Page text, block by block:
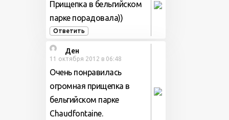
Прищепка в бельгийском
парке порадовала))
Ответить
Ден
11 октября 2012 в 06:48
Очень понравилась
огромная прищепка в
бельгийском парке
Chaudfontaine.